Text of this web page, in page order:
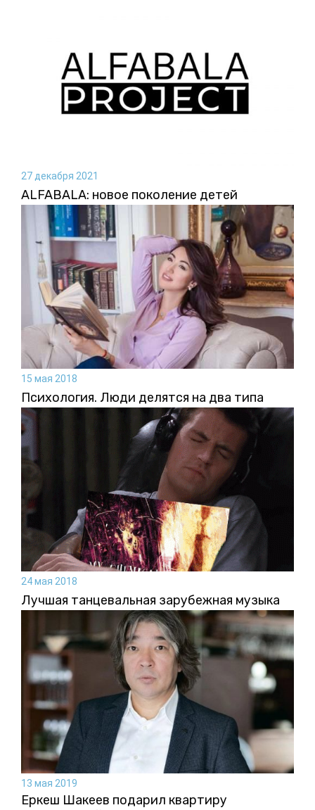
27 декабря 2021
ALFABALA: новое поколение детей
15 мая 2018
Психология. Люди делятся на два типа
24 мая 2018
Лучшая танцевальная зарубежная музыка
13 мая 2019
Еркеш Шакеев подарил квартиру